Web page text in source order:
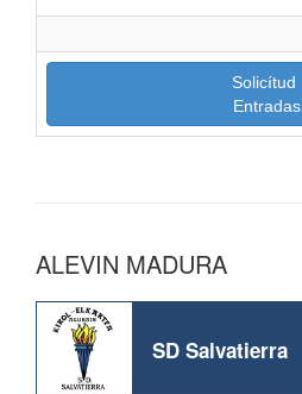
Solicítud
Entradas
ALEVIN MADURA
SD Salvatierra